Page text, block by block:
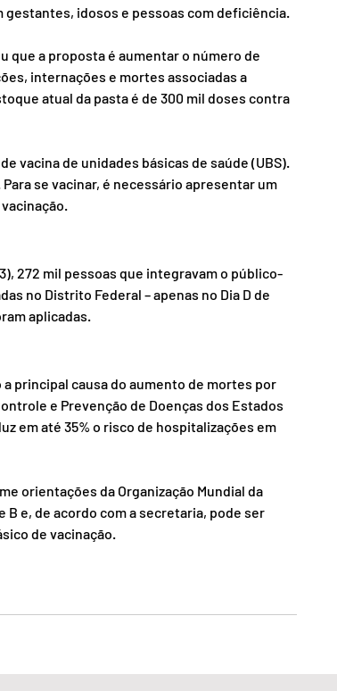
idosos e pessoas com deficiência.
que a proposta é aumentar o número de
internações e mortes associadas a
atual da pasta é de 300 mil doses contra
vacina de unidades básicas de saúde (UBS).
se vacinar, é necessário apresentar um
272 mil pessoas que integravam o público-
no Distrito Federal – apenas no Dia D de
aplicadas.
principal causa do aumento de mortes por
e Prevenção de Doenças dos Estados
em até 35% o risco de hospitalizações em
orientações da Organização Mundial da
B e, de acordo com a secretaria, pode ser
de vacinação.